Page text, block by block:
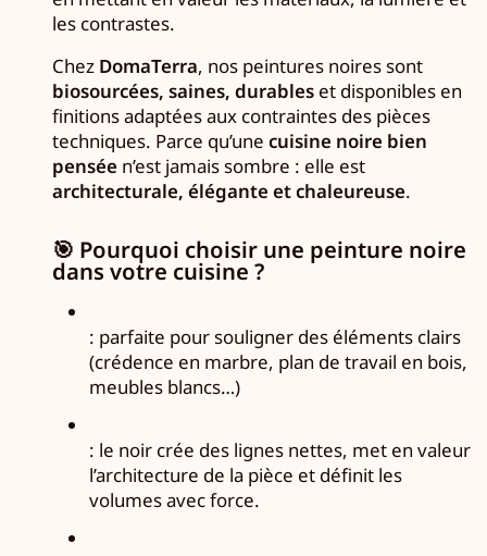
les contrastes.
Chez DomaTerra, nos peintures noires sont
biosourcées, saines, durables et disponibles en
finitions adaptées aux contraintes des pièces
techniques. Parce qu’une cuisine noire bien
pensée n’est jamais sombre : elle est
architecturale, élégante et chaleureuse.
🎯 Pourquoi choisir une peinture noire
dans votre cuisine ?
: parfaite pour souligner des éléments clairs
(crédence en marbre, plan de travail en bois,
meubles blancs…)
: le noir crée des lignes nettes, met en valeur
l’architecture de la pièce et définit les
volumes avec force.